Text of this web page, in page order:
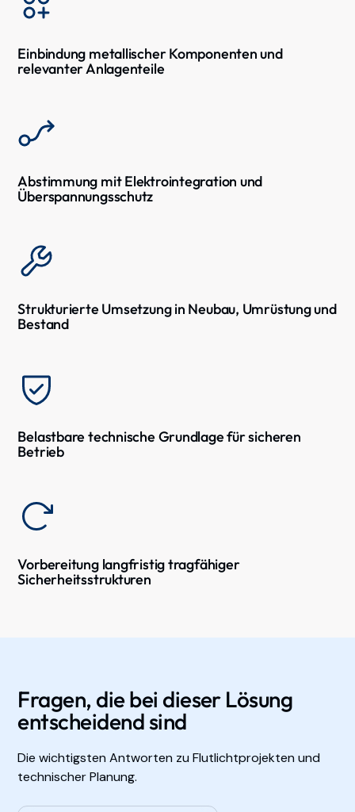
Einbindung metallischer Komponenten und
relevanter Anlagenteile
Abstimmung mit Elektrointegration und
Überspannungsschutz
Strukturierte Umsetzung in Neubau, Umrüstung und
Bestand
Belastbare technische Grundlage für sicheren
Betrieb
Vorbereitung langfristig tragfähiger
Sicherheitsstrukturen
Fragen, die bei dieser Lösung
entscheidend sind
Die wichtigsten Antworten zu Flutlichtprojekten und
technischer Planung.